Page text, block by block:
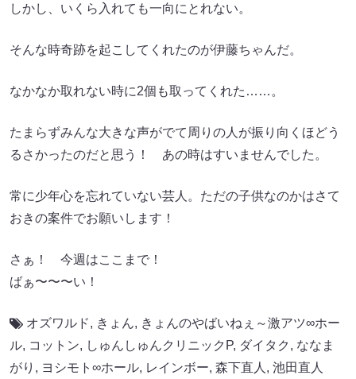
しかし、いくら入れても一向にとれない。
そんな時奇跡を起こしてくれたのが伊藤ちゃんだ。
なかなか取れない時に2個も取ってくれた……。
たまらずみんな大きな声がでて周りの人が振り向くほどう
るさかったのだと思う！ あの時はすいませんでした。
常に少年心を忘れていない芸人。ただの子供なのかはさて
おきの案件でお願いします！
さぁ！ 今週はここまで！
ばぁ〜〜〜い！
オズワルド, きょん, きょんのやばいねぇ～激アツ∞ホー
ル, コットン, しゅんしゅんクリニックP, ダイタク , ななま
がり , ヨシモト∞ホール, レインボー, 森下直人 , 池田直人